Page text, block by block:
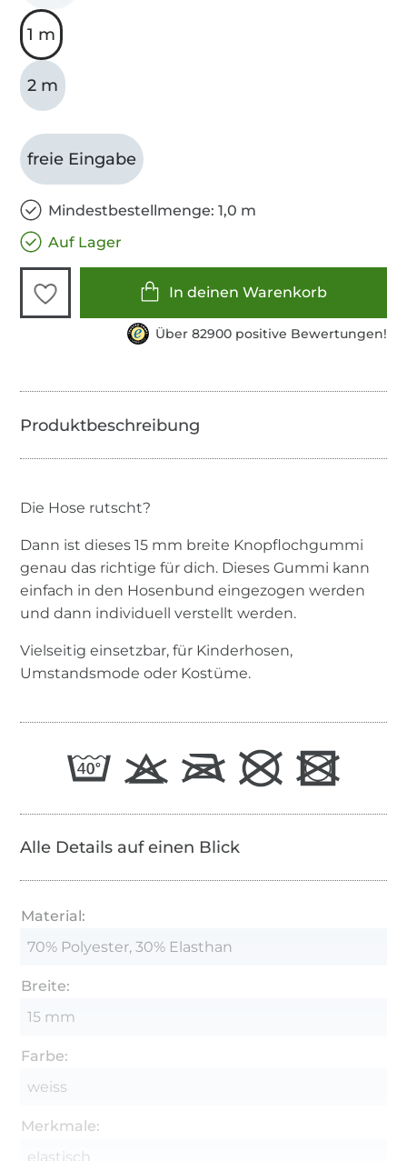
1 m
2 m
freie Eingabe
Mindestbestellmenge: 1,0 m
Auf Lager
In deinen Warenkorb
Über 82900 positive Bewertungen!
Die Hose rutscht?
Dann ist dieses 15 mm breite Knopflochgummi
genau das richtige für dich. Dieses Gummi kann
einfach in den Hosenbund eingezogen werden
und dann individuell verstellt werden.
Vielseitig einsetzbar, für Kinderhosen,
Umstandsmode oder Kostüme.
Alle Details auf einen Blick
Material:
70% Polyester, 30% Elasthan
Breite:
15 mm
Farbe:
weiss
Merkmale:
elastisch